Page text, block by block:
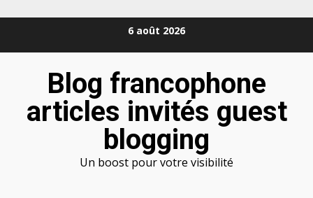
6 août 2026
Blog francophone
articles invités guest
blogging
Un boost pour votre visibilité